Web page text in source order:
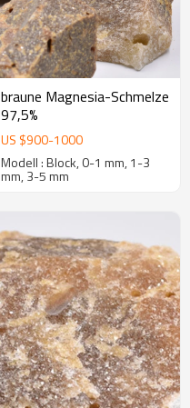
braune Magnesia-Schmelze
97,5%
US $900-1000
Modell : Block, 0-1 mm, 1-3
mm, 3-5 mm